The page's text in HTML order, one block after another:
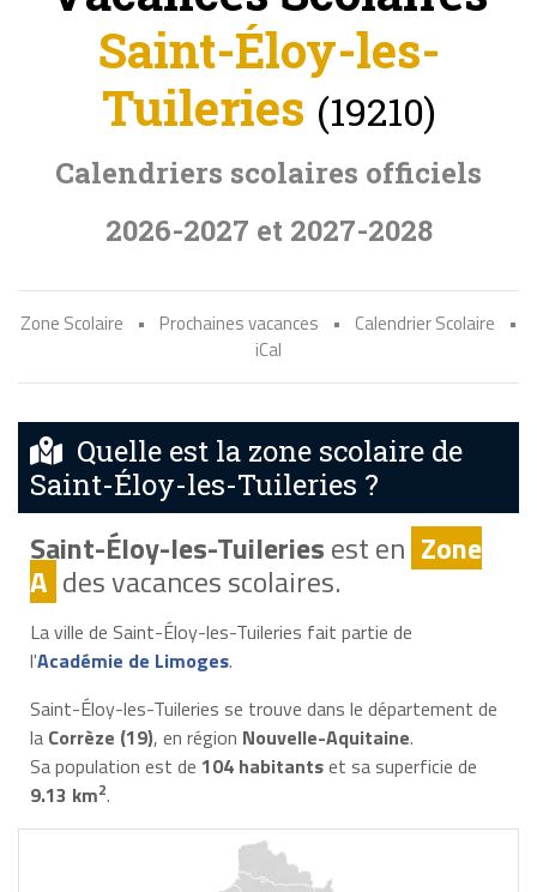
Saint-Éloy-les-
Tuileries (19210)
Calendriers scolaires officiels
2026-2027 et 2027-2028
Zone Scolaire • Prochaines vacances • Calendrier Scolaire
•
iCal
Quelle est la zone scolaire de
Saint-Éloy-les-Tuileries ?
Saint-Éloy-les-Tuileriesest en Zone
A des vacances scolaires.
La ville de Saint-Éloy-les-Tuileries fait partie de
l'Académie de Limoges.
Saint-Éloy-les-Tuileries se trouve dans le département de
la Corrèze (19), en région Nouvelle-Aquitaine.
Sa population est de 104 habitantset sa superficie de
9.13 km2.